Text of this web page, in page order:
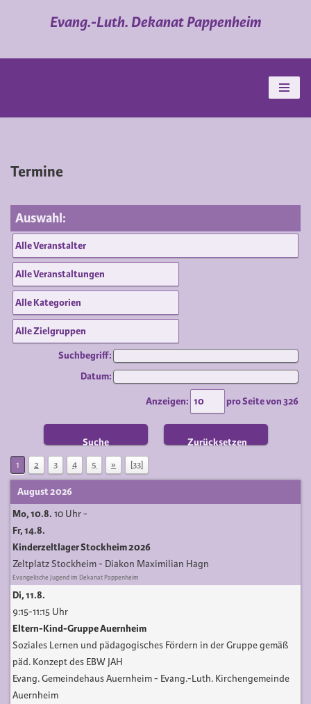
Evang.-Luth. Dekanat Pappenheim
Termine
Auswahl:
Suchbegriff:
Datum:
Anzeigen: pro Seite von326
Suche Zurücksetzen
1 2 3 4 5 » [33]
August 2026
Mo, 10.8. 10 Uhr-
Fr, 14.8.
Kinderzeltlager Stockheim 2026
Zeltplatz Stockheim
Diakon Maximilian Hagn
Evangelische Jugend im Dekanat Pappenheim
Di, 11.8.
9:15-11:15 Uhr
Eltern-Kind-Gruppe Auernheim
Soziales Lernen und pädagogisches Fördern in der Gruppe gemäß
päd. Konzept des EBW JAH
Evang. Gemeindehaus Auernheim
Evang.-Luth. Kirchengemeinde
Auernheim